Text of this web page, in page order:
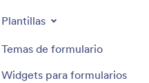
Plantillas
Temas de formulario
Widgets para formularios